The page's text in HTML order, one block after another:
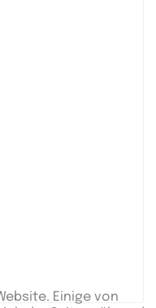
Einige von